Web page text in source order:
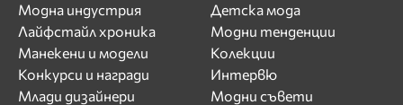
Модна индустрия
Лайфстайл хроника
Манекени и модели
Конкурси и награди
Млади дизайнери
Детска мода
Модни тенденции
Колекции
Интервю
Модни съвети